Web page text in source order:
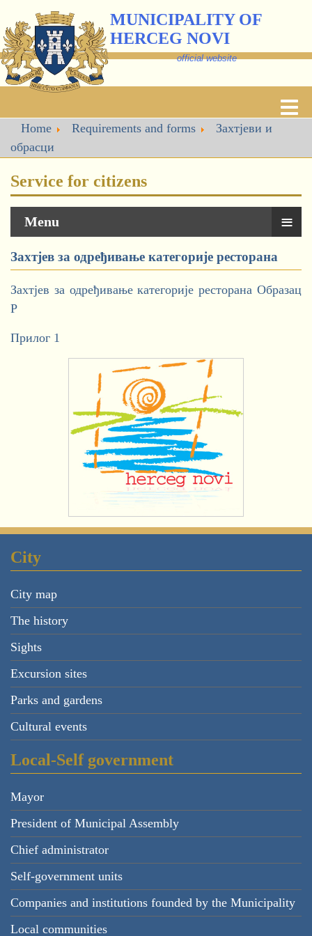
MUNICIPALITY OF
HERCEG NOVI
official website
Home Requirements and forms
Захтјеви и
обрасци
Service for citizens
Menu ≡
Захтјев за одређивање категорије ресторана
Захтјев за одређивање категорије ресторана Образац
Р
Прилог 1
City
City map
The history
Sights
Excursion sites
Parks and gardens
Cultural events
Local-Self government
Mayor
President of Municipal Assembly
Chief administrator
Self-government units
Companies and institutions founded by the Municipality
Local communities